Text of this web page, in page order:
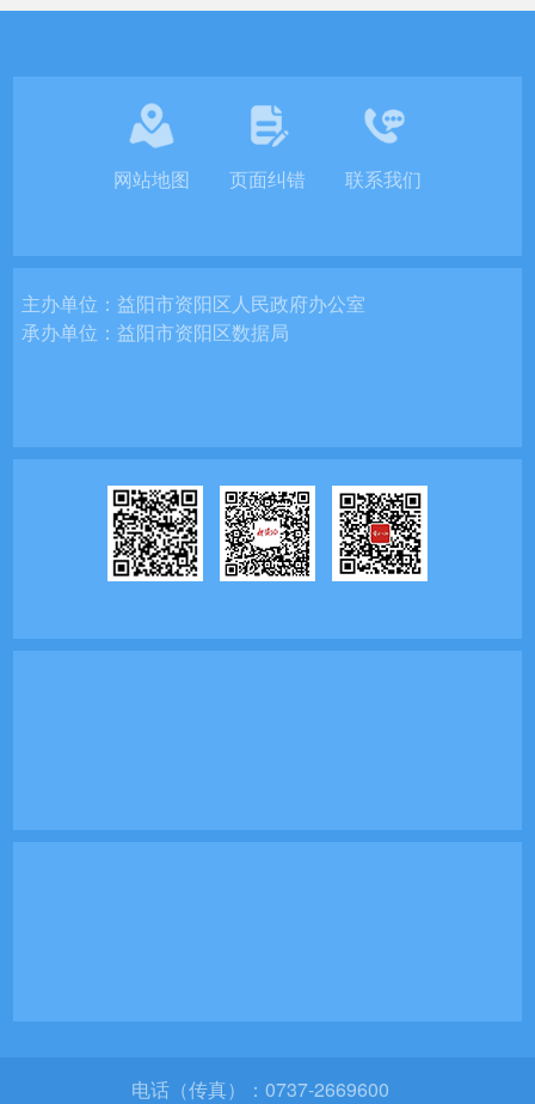
网站地图 页面纠错 联系我们
主办单位：益阳市资阳区人民政府办公室
承办单位：益阳市资阳区数据局
电话（传真）：0737-2669600